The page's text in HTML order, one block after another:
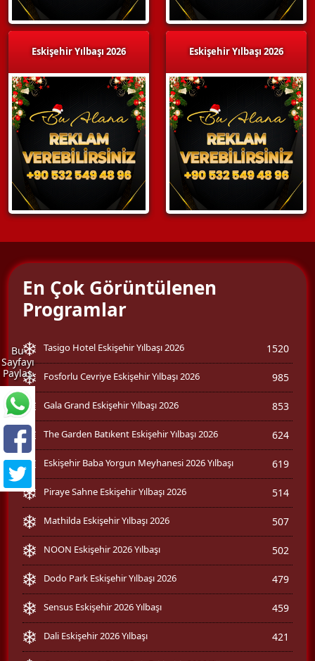
Eskişehir Yılbaşı 2026 Eskişehir Yılbaşı 2026
Bu
Sayfayı
Paylaş
En Çok Görüntülenen
Programlar
Tasigo Hotel Eskişehir Yılbaşı 2026 1520
Fosforlu Cevriye Eskişehir Yılbaşı 2026 985
Gala Grand Eskişehir Yılbaşı 2026 853
The Garden Batıkent Eskişehir Yılbaşı 2026 624
Eskişehir Baba Yorgun Meyhanesi 2026 Yılbaşı 619
Piraye Sahne Eskişehir Yılbaşı 2026 514
Mathilda Eskişehir Yılbaşı 2026 507
NOON Eskişehir 2026 Yılbaşı 502
Dodo Park Eskişehir Yılbaşı 2026 479
Sensus Eskişehir 2026 Yılbaşı 459
Dali Eskişehir 2026 Yılbaşı 421